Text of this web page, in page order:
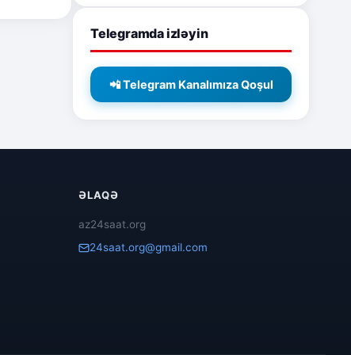
Telegramda izləyin
📲 Telegram Kanalımıza Qoşul
ƏLAQƏ
az24saat.org
24saat.org@gmail.com